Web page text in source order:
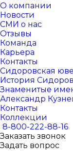
О компании
Новости
СМИ о нас
Отзывы
Команда
Карьера
Контакты
Сидоровская
История
Знаменитые
Александр
Контакты
Коллекции
8-800-222-88-16
Заказать звонок
Задать вопрос